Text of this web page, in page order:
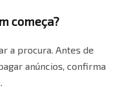
começa?
a procura. Antes de
anúncios, confirma